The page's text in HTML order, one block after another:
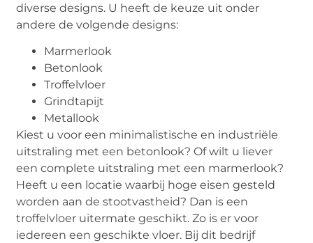
diverse designs. U heeft de keuze uit onder
andere de volgende designs:
Marmerlook
Betonlook
Troffelvloer
Grindtapijt
Metallook
Kiest u voor een minimalistische en industriële
uitstraling met een betonlook? Of wilt u liever
een complete uitstraling met een marmerlook?
Heeft u een locatie waarbij hoge eisen gesteld
worden aan de stootvastheid? Dan is een
troffelvloer uitermate geschikt. Zo is er voor
iedereen een geschikte vloer. Bij dit bedrijf